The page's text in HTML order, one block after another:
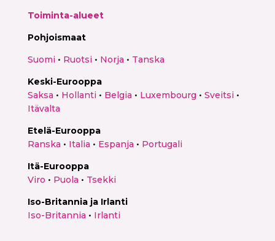
Toiminta-alueet
Pohjoismaat
Suomi • Ruotsi • Norja • Tanska
Keski-Eurooppa
Saksa • Hollanti • Belgia • Luxembourg • Sveitsi •
Itävalta
Etelä-Eurooppa
Ranska • Italia • Espanja • Portugali
Itä-Eurooppa
Viro • Puola • Tsekki
Iso-Britannia ja Irlanti
Iso-Britannia • Irlanti